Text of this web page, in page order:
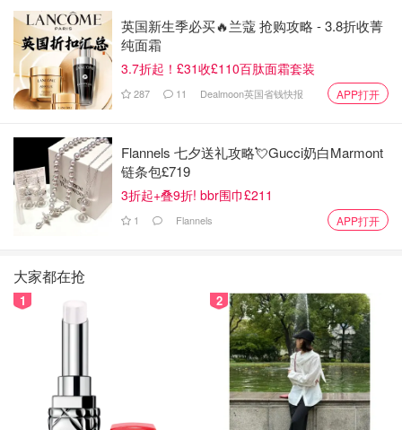
英国新生季必买🔥兰蔻 抢购攻略 - 3.8折收菁
纯面霜
3.7折起！£31收£110百肽面霜套装
287 11 Dealmoon英国省钱快报 APP打开
Flannels 七夕送礼攻略💘Gucci奶白Marmont
链条包£719
3折起+叠9折! bbr围巾£211
1 Flannels APP打开
大家都在抢
1 2